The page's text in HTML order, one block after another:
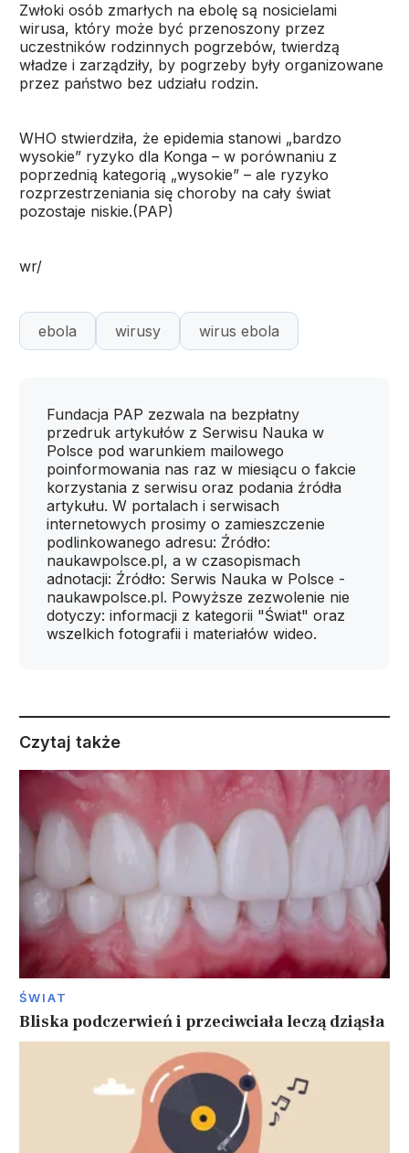
Zwłoki osób zmarłych na ebolę są nosicielami
wirusa, który może być przenoszony przez
uczestników rodzinnych pogrzebów, twierdzą
władze i zarządziły, by pogrzeby były organizowane
przez państwo bez udziału rodzin.
WHO stwierdziła, że epidemia stanowi „bardzo
wysokie” ryzyko dla Konga – w porównaniu z
poprzednią kategorią „wysokie” – ale ryzyko
rozprzestrzeniania się choroby na cały świat
pozostaje niskie.(PAP)
wr/
ebola wirusy wirus ebola
Fundacja PAP zezwala na bezpłatny
przedruk artykułów z Serwisu Nauka w
Polsce pod warunkiem mailowego
poinformowania nas raz w miesiącu o fakcie
korzystania z serwisu oraz podania źródła
artykułu. W portalach i serwisach
internetowych prosimy o zamieszczenie
podlinkowanego adresu: Źródło:
naukawpolsce.pl, a w czasopismach
adnotacji: Źródło: Serwis Nauka w Polsce -
naukawpolsce.pl. Powyższe zezwolenie nie
dotyczy: informacji z kategorii "Świat" oraz
wszelkich fotografii i materiałów wideo.
Czytaj także
ŚWIAT
Bliska podczerwień i przeciwciała leczą dziąsła